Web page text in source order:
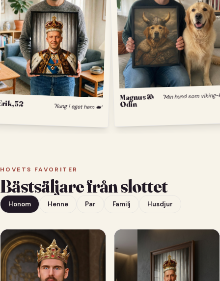
52 "Kung i eget hem 👑"
Magnus &
Odin
HOVETS FAVORITER
Bästsäljare från slottet
Honom Henne Par Familj Husdjur